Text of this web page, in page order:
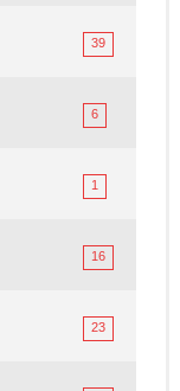
39
6
1
16
23